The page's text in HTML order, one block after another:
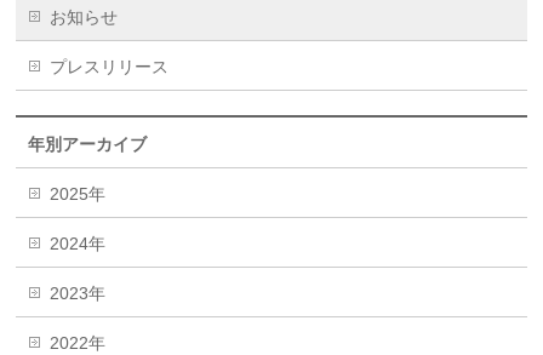
お知らせ
プレスリリース
年別アーカイブ
2025年
2024年
2023年
2022年